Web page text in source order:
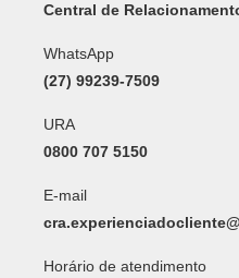
Central de
WhatsApp
(27) 99239-7509
URA
0800 707 5150
E-mail
Horário de atendimento